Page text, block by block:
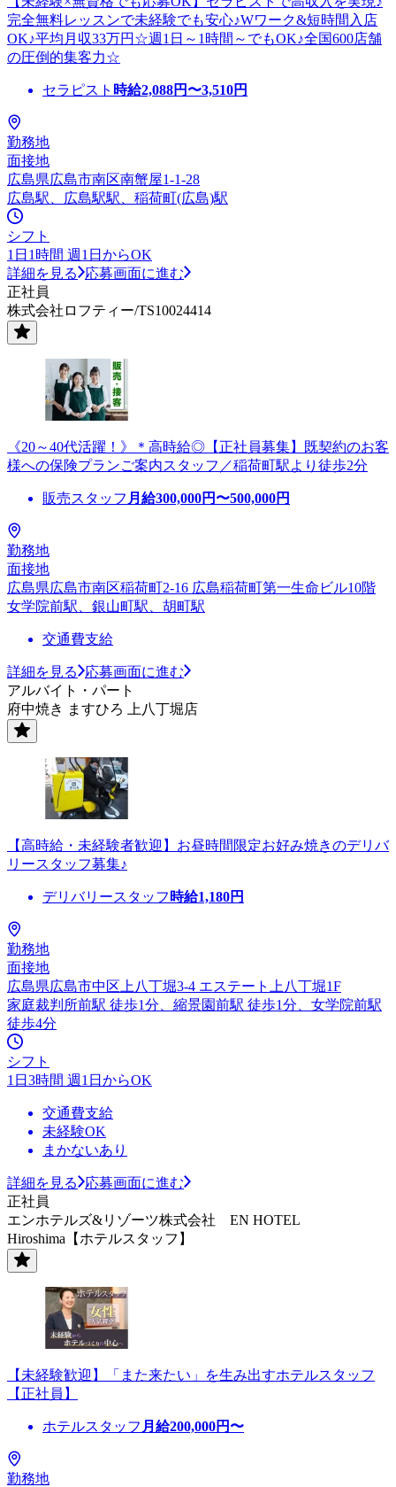
完全無料レッスンで未経験でも安心♪Wワーク&短時間入店
OK♪平均月収33万円☆週1日～1時間～でもOK♪全国600店舗
の圧倒的集客力☆
セラピスト 時給2,088円〜3,510円
勤務地
面接地
広島県広島市南区南蟹屋1-1-28
広島駅、広島駅駅、稲荷町(広島)駅
シフト
1日1時間 週1日からOK
詳細を見る
応募画面に進む
正社員
株式会社ロフティー/TS10024414
《20～40代活躍！》＊高時給◎【正社員募集】既契約のお客
様への保険プランご案内スタッフ／稲荷町駅より徒歩2分
販売スタッフ 月給300,000円〜500,000円
勤務地
面接地
広島県広島市南区稲荷町2-16 広島稲荷町第一生命ビル10階
女学院前駅、銀山町駅、胡町駅
交通費支給
詳細を見る
応募画面に進む
アルバイト・パート
府中焼き ますひろ 上八丁堀店
【高時給・未経験者歓迎】お昼時間限定お好み焼きのデリバ
リースタッフ募集♪
デリバリースタッフ 時給1,180円
勤務地
面接地
広島県広島市中区上八丁堀3-4 エステート上八丁堀1F
家庭裁判所前駅 徒歩1分、縮景園前駅 徒歩1分、女学院前駅
徒歩4分
シフト
1日3時間 週1日からOK
交通費支給
未経験OK
まかないあり
詳細を見る
応募画面に進む
正社員
エンホテルズ&リゾーツ株式会社 EN HOTEL
Hiroshima【ホテルスタッフ】
【未経験歓迎】「また来たい」を生み出すホテルスタッフ
【正社員】
ホテルスタッフ 月給200,000円〜
勤務地